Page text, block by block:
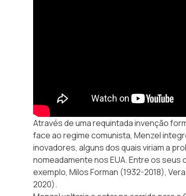
Através de uma requintada invenção
face ao regime comunista, Menzel
inovadores, alguns dos quais viriam a
nomeadamente nos EUA. Entre os
exemplo, Milos Forman (1932-2018),
2020).